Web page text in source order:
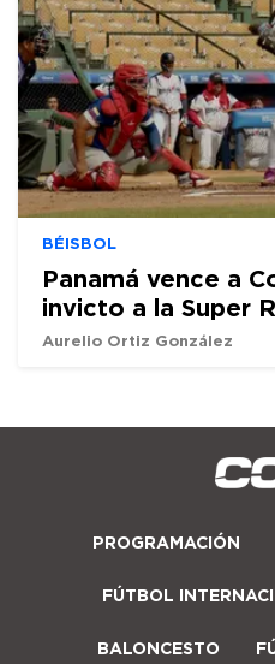
BÉISBOL
Panamá vence a
invicto a la Super
Aurelio Ortiz González
PROGRAMACIÓN
FÚTBOL
BALONCESTO